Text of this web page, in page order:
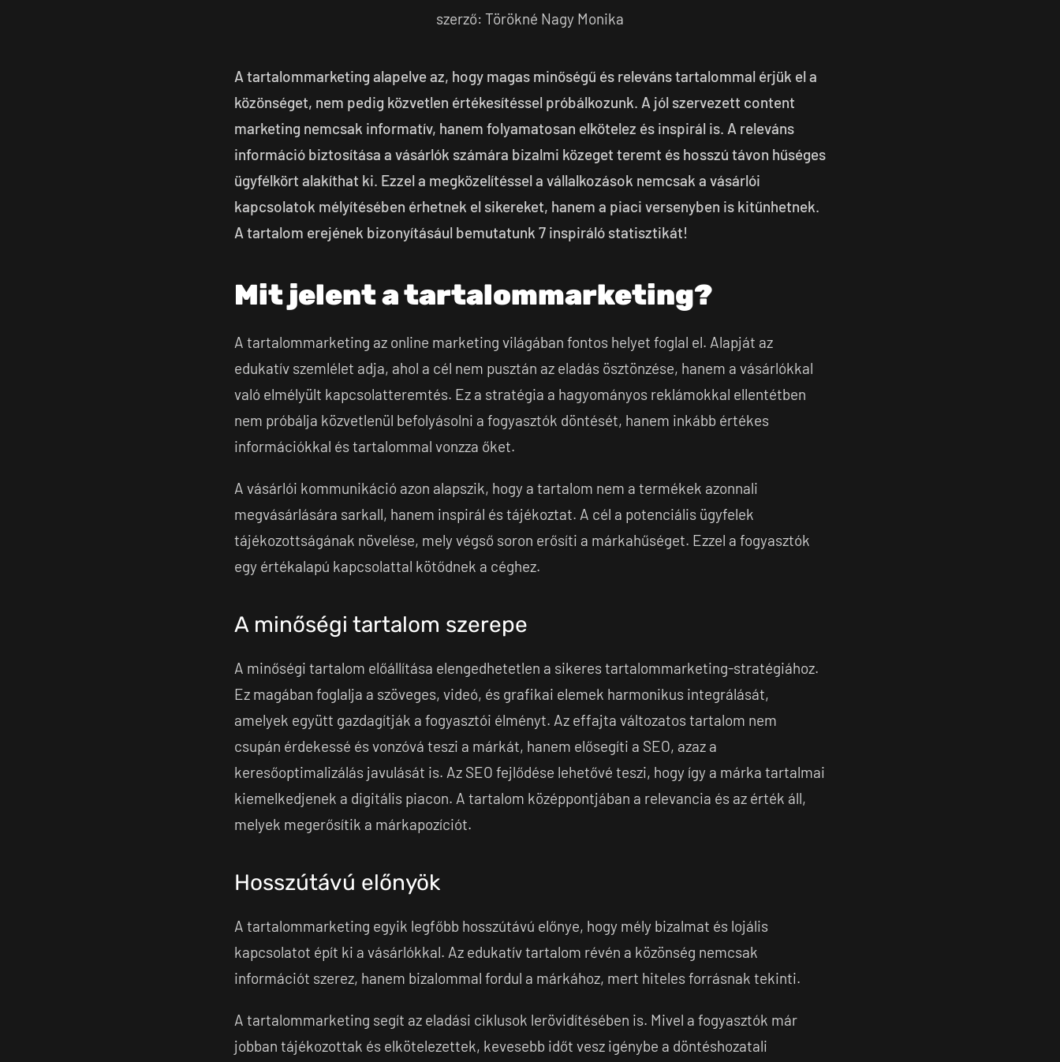
szerző: Törökné Nagy Monika
A tartalommarketing alapelve az, hogy magas minőségű és releváns tartalommal érjük el a
közönséget, nem pedig közvetlen értékesítéssel próbálkozunk. A jól szervezett content
marketing nemcsak informatív, hanem folyamatosan elkötelez és inspirál is. A releváns
információ biztosítása a vásárlók számára bizalmi közeget teremt és hosszú távon hűséges
ügyfélkört alakíthat ki. Ezzel a megközelítéssel a vállalkozások nemcsak a vásárlói
kapcsolatok mélyítésében érhetnek el sikereket, hanem a piaci versenyben is kitűnhetnek.
A tartalom erejének bizonyításául bemutatunk 7 inspiráló statisztikát!
Mit jelent a tartalommarketing?
A tartalommarketing az online marketing világában fontos helyet foglal el. Alapját az
edukatív szemlélet adja, ahol a cél nem pusztán az eladás ösztönzése, hanem a vásárlókkal
való elmélyült kapcsolatteremtés. Ez a stratégia a hagyományos reklámokkal ellentétben
nem próbálja közvetlenül befolyásolni a fogyasztók döntését, hanem inkább értékes
információkkal és tartalommal vonzza őket.
A vásárlói kommunikáció azon alapszik, hogy a tartalom nem a termékek azonnali
megvásárlására sarkall, hanem inspirál és tájékoztat. A cél a potenciális ügyfelek
tájékozottságának növelése, mely végső soron erősíti a márkahűséget. Ezzel a fogyasztók
egy értékalapú kapcsolattal kötődnek a céghez.
A minőségi tartalom szerepe
A minőségi tartalom előállítása elengedhetetlen a sikeres tartalommarketing-stratégiához.
Ez magában foglalja a szöveges, videó, és grafikai elemek harmonikus integrálását,
amelyek együtt gazdagítják a fogyasztói élményt. Az effajta változatos tartalom nem
csupán érdekessé és vonzóvá teszi a márkát, hanem elősegíti a SEO, azaz a
keresőoptimalizálás javulását is. Az SEO fejlődése lehetővé teszi, hogy így a márka tartalmai
kiemelkedjenek a digitális piacon. A tartalom középpontjában a relevancia és az érték áll,
melyek megerősítik a márkapozíciót.
Hosszútávú előnyök
A tartalommarketing egyik legfőbb hosszútávú előnye, hogy mély bizalmat és lojális
kapcsolatot épít ki a vásárlókkal. Az edukatív tartalom révén a közönség nemcsak
információt szerez, hanem bizalommal fordul a márkához, mert hiteles forrásnak tekinti.
A tartalommarketing segít az eladási ciklusok lerövidítésében is. Mivel a fogyasztók már
jobban tájékozottak és elkötelezettek, kevesebb időt vesz igénybe a döntéshozatali